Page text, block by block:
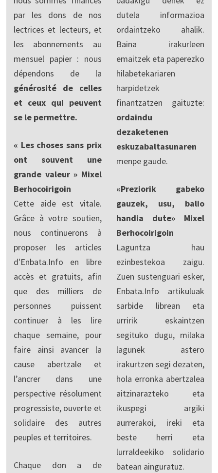
par les dons de nos
lectrices et lecteurs, et
les abonnements au
mensuel papier : nous
dépendons de la
générosité de celles
et ceux qui peuvent
se le permettre.
« Les choses sans prix
ont souvent une
grande valeur » Mixel
Berhocoirigoin
Cette aide est vitale.
Grâce à votre soutien,
nous continuerons à
proposer les articles
d'Enbata.Info en libre
accès et gratuits, afin
que des milliers de
personnes puissent
continuer à les lire
chaque semaine, pour
faire ainsi avancer la
cause abertzale et
l’ancrer dans une
perspective résolument
progressiste, ouverte et
solidaire des autres
peuples et territoires.
Chaque don a de
dutela informazioa
ordaintzeko ahalik.
Baina irakurleen
emaitzek eta paperezko
hilabetekariaren
harpidetzek
finantzatzen gaituzte:
ordaindu
dezaketenen
eskuzabaltasunaren
menpe gaude.
«Preziorik gabeko
gauzek, usu, balio
handia dute» Mixel
Berhocoirigoin
Laguntza hau
ezinbestekoa zaigu.
Zuen sustenguari esker,
Enbata.Info artikuluak
sarbide librean eta
urririk eskaintzen
segituko dugu, milaka
lagunek astero
irakurtzen segi dezaten,
hola erronka abertzalea
aitzinarazteko eta
ikuspegi argiki
aurrerakoi, ireki eta
beste herri eta
lurraldeekiko solidario
batean ainguratuz.